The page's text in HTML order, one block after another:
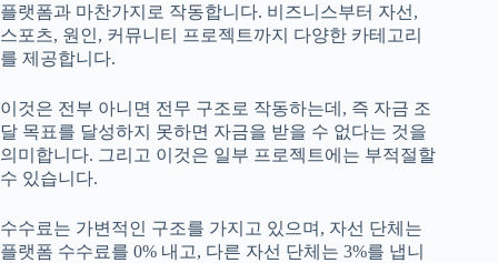
플랫폼과 마찬가지로 작동합니다. 비즈니스부터 자선,
스포츠, 원인, 커뮤니티 프로젝트까지 다양한 카테고리
를 제공합니다.
이것은 전부 아니면 전무 구조로 작동하는데, 즉 자금 조
달 목표를 달성하지 못하면 자금을 받을 수 없다는 것을
의미합니다. 그리고 이것은 일부 프로젝트에는 부적절할
수 있습니다.
수수료는 가변적인 구조를 가지고 있으며, 자선 단체는
플랫폼 수수료를 0% 내고, 다른 자선 단체는 3%를 냅니